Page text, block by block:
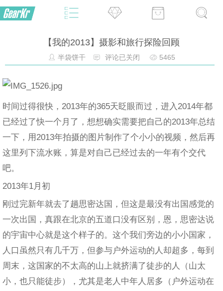
【我的2013】摄影和旅行探险回顾
半袋饼干 评论已关闭 5465
时间过得很快，2013年的365天眨眼而过，进入2014年都
已经过了快一个月了，想想确实需要把自己的2013年总结
一下，用2013年拍摄的图片制作了个小小的视频，然后再
这里列下流水账，算是对自己已经过去的一年有个交代
吧。
2013年1月初
刚过完新年就去了趟思密达国，但这是最没有出国感觉的
一次出国，真跟在北京的五道口没有区别，恩，思密达说
的宇宙中心就是这个样子的。这个我们旁边的小小国家，
人口虽然只有几千万，但参与户外运动的人却超多，每到
周末，这国家的不太高的山上就挤满了徒步的人（山太
小，也只能徒步），尤其是老人中年人居多（户外运动在